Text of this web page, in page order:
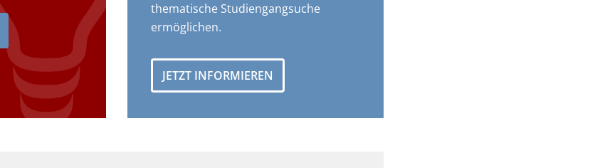
thematische Studiengangsuche
ermöglichen.
JETZT INFORMIEREN